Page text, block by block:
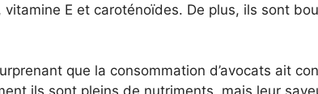
vitamine E et caroténoïdes. De plus, ils sont
que la consommation d’avocats ait
ils sont pleins de nutriments, mais leur